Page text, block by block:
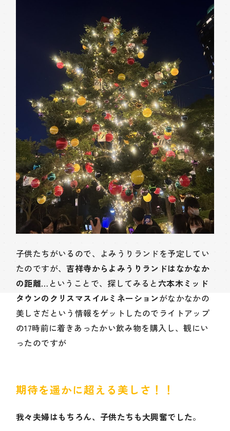
子供たちがいるので、よみうりランドを予定してい
たのですが、吉祥寺からよみうりランドはなかなか
の距離…ということで、探してみると六本木ミッド
タウンのクリスマスイルミネーションがなかなかの
美しさだという情報をゲットしたのでライトアップ
の17時前に着きあったかい飲み物を購入し、観にい
ったのですが
期待を遥かに超える美しさ！！
我々夫婦はもちろん、子供たちも大興奮でした。